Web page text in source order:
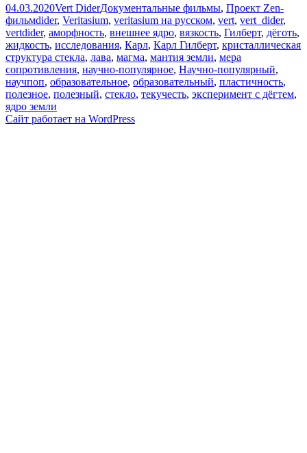
Опубликовано
04.03.2020Автор
Vert DiderРубрики
Документальные фильмы, Проект Zen-
фильмМетки
dider, Veritasium, veritasium на русском, vert, vert_dider,
vertdider, аморфность, внешнее ядро, вязкость, Гилберт, дёготь,
жидкость, исследования, Карл, Карл Гилберт, кристаллическая
структура стекла, лава, магма, мантия земли, мера
сопротивления, научно-популярное, Научно-популярный,
научпоп, образовательное, образовательный, пластичность,
полезное, полезный, стекло, текучесть, эксперимент с дёгтем,
ядро земли
Сайт работает на WordPress